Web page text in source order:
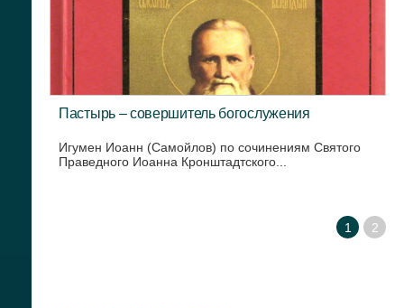
Пастырь – совершитель богослужения
Игумен Иоанн (Самойлов) по сочинениям Святого
Праведного Иоанна Кронштадтского...
1 2